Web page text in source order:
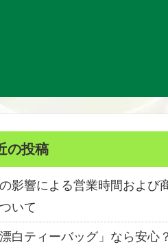
の投稿
影響による営業時間および
いて
漂白ティーバッグ」なら安心